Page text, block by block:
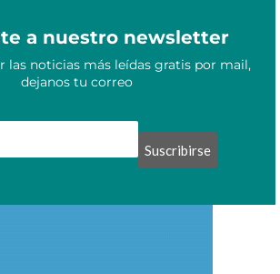
a nuestro newsletter
las noticias más leídas gratis por mail,
dejanos tu correo
Suscribirse